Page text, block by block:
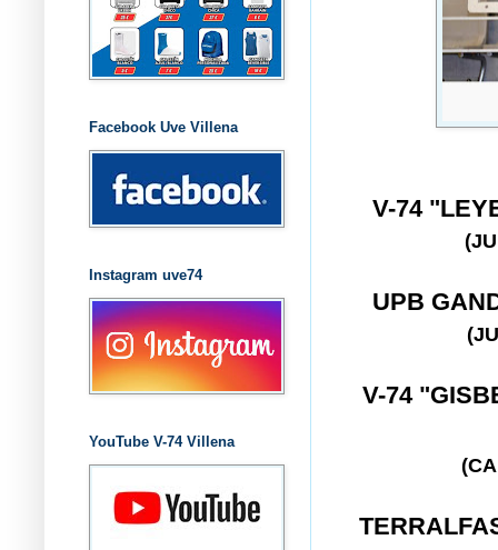
V-74
UPB
V-74
Facebook Uve Villena
Instagram uve74
YouTube V-74 Villena